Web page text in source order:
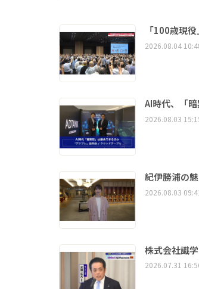
「100歳現
2026.08.04
AI時代、「
2026.08.03
紀伊勝浦の
2026.08.03
株式会社識
2026.07.31